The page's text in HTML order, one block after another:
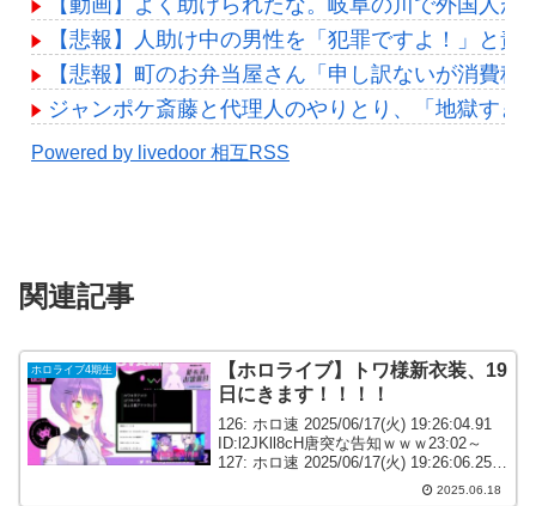
【悲報】人助け中の男性を「犯罪ですよ！」と
【悲報】町のお弁当屋さん「申し訳ないが消費
ジャンポケ斎藤と代理人のやりとり、「地獄す
Powered by livedoor 相互RSS
関連記事
ホロライブ4期生
【ホロライブ】トワ様新衣装、19
日にきます！！！！
126: ホロ速 2025/06/17(火) 19:26:04.91
ID:l2JKll8cH唐突な告知ｗｗｗ23:02～
127: ホロ速 2025/06/17(火) 19:26:06.25
ID:+IetFCuN0トワ様新衣装 19日！！...
2025.06.18